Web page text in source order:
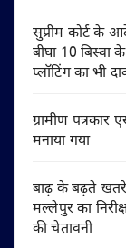
सुप्रीम कोर्ट के
बीघा 10
प्लॉटिंग का भी
ग्रामीण पत्रकार
मनाया गया
बाढ़ के बढ़ते
मल्लेपुर का
की चेतावनी